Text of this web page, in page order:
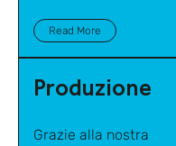
Read More
Produzione
Grazie alla nostra